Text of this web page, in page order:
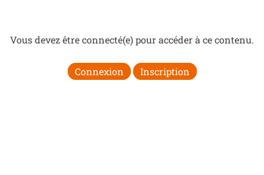
Vous devez être connecté(e) pour accéder à ce contenu.
Connexion Inscription